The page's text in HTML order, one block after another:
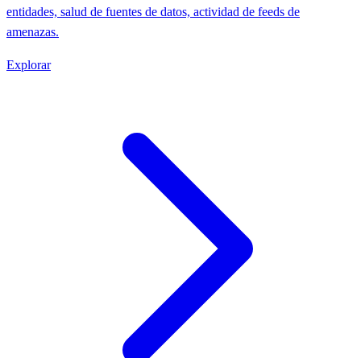
entidades, salud de fuentes de datos, actividad de feeds de
amenazas.
Explorar